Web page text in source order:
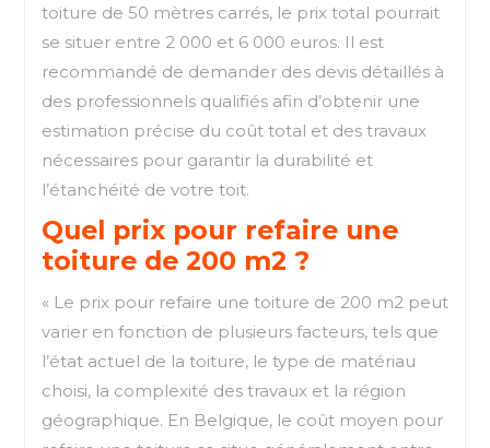
toiture de 50 mètres carrés, le prix total pourrait
se situer entre 2 000 et 6 000 euros. Il est
recommandé de demander des devis détaillés à
des professionnels qualifiés afin d’obtenir une
estimation précise du coût total et des travaux
nécessaires pour garantir la durabilité et
l’étanchéité de votre toit.
Quel prix pour refaire une
toiture de 200 m2 ?
« Le prix pour refaire une toiture de 200 m2 peut
varier en fonction de plusieurs facteurs, tels que
l’état actuel de la toiture, le type de matériau
choisi, la complexité des travaux et la région
géographique. En Belgique, le coût moyen pour